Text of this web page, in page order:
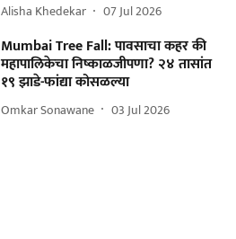
Alisha Khedekar 07 Jul 2026
Mumbai Tree Fall: पावसाचा कहर की
महापालिकेचा निष्काळजीपणा? २४ तासांत
१९ झाडे-फांद्या कोसळल्या
Omkar Sonawane 03 Jul 2026